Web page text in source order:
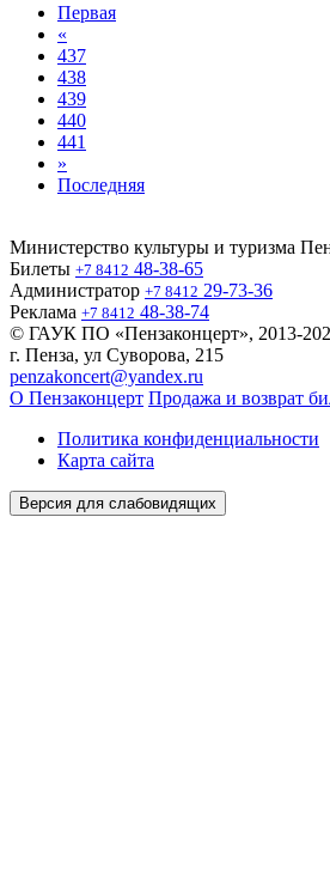
Первая
«
437
438
439
440
441
»
Последняя
Министерство культуры и туризма
Билеты +7 8412 48-38-65
Администратор +7 8412 29-73-36
Реклама +7 8412 48-38-74
© ГАУК ПО «Пензаконцерт», 2013-
г. Пенза, ул Суворова, 215
penzakoncert@yandex.ru
О Пензаконцерт Продажа и возврат
Политика конфиденциальности
Карта сайта
Версия для слабовидящих